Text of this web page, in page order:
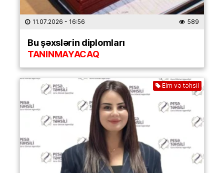
11.07.2026 - 16:56 589
Bu şəxslərin diplomları
TANINMAYACAQ
Elm və təhsil